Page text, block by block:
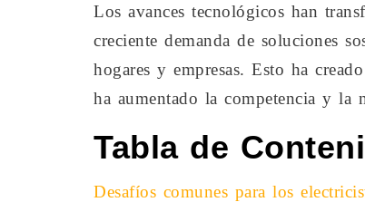
Los avances tecnológicos han
creciente demanda de soluciones
hogares y empresas. Esto ha
ha aumentado la competencia y la
Tabla de
Desafíos comunes para los